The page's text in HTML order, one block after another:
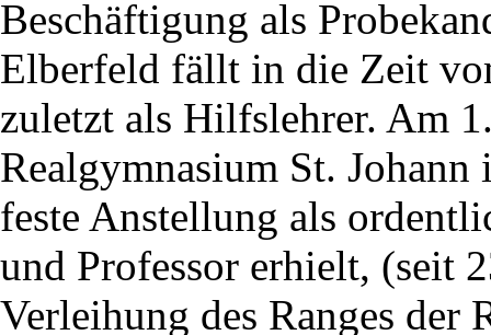
Beschäftigung als
Elberfeld fällt in die Zeit
zuletzt als Hilfslehrer. Am
Realgymnasium St.
feste Anstellung als
und Professor erhielt, (seit
Verleihung des Ranges der